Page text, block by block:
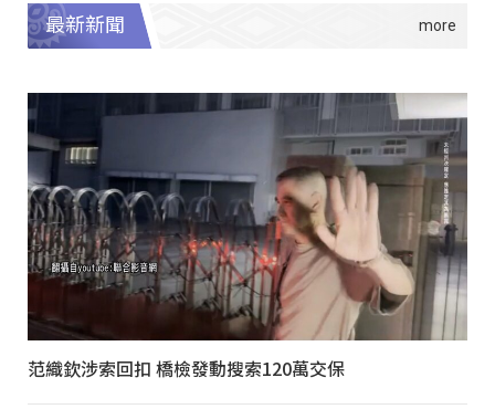
最新新聞
范織欽涉索回扣 橋檢發動搜索120萬交保